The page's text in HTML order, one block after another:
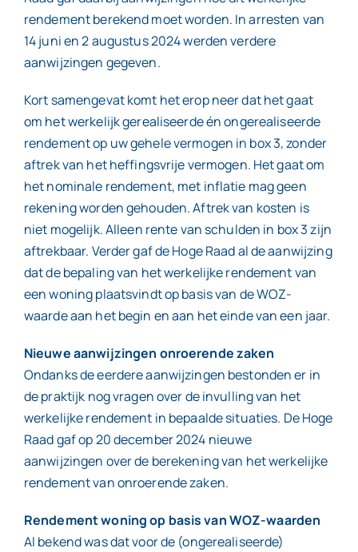
rendement berekend moet worden. In arresten van
14 juni en 2 augustus 2024 werden verdere
aanwijzingen gegeven.
Kort samengevat komt het erop neer dat het gaat
om het werkelijk gerealiseerde én ongerealiseerde
rendement op uw gehele vermogen in box 3, zonder
aftrek van het heffingsvrije vermogen. Het gaat om
het nominale rendement, met inflatie mag geen
rekening worden gehouden. Aftrek van kosten is
niet mogelijk. Alleen rente van schulden in box 3 zijn
aftrekbaar. Verder gaf de Hoge Raad al de aanwijzing
dat de bepaling van het werkelijke rendement van
een woning plaatsvindt op basis van de WOZ-
waarde aan het begin en aan het einde van een jaar.
Nieuwe aanwijzingen onroerende zaken
Ondanks de eerdere aanwijzingen bestonden er in
de praktijk nog vragen over de invulling van het
werkelijke rendement in bepaalde situaties. De Hoge
Raad gaf op 20 december 2024 nieuwe
aanwijzingen over de berekening van het werkelijke
rendement van onroerende zaken.
Rendement woning op basis van WOZ-waarden
Al bekend was dat voor de (ongerealiseerde)